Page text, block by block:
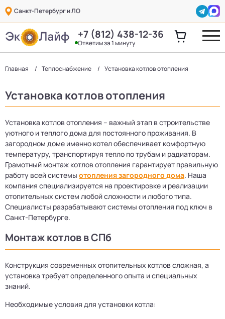
Санкт-Петербург и ЛО
+7 (812) 438-12-36
Ответим за 1 минуту
Главная Теплоснабжение Установка котлов отопления
Установка котлов отопления
Установка котлов отопления – важный этап в строительстве
уютного и теплого дома для постоянного проживания. В
загородном доме именно котел обеспечивает комфортную
температуру, транспортируя тепло по трубам и радиаторам.
Грамотный монтаж котлов отопления гарантирует правильную
работу всей системы отопления загородного дома. Наша
компания специализируется на проектировке и реализации
отопительных систем любой сложности и любого типа.
Специалисты разрабатывают системы отопления под ключ в
Санкт-Петербурге.
Монтаж котлов в СПб
Конструкция современных отопительных котлов сложная, а
установка требует определенного опыта и специальных
знаний.
Необходимые условия для установки котла: